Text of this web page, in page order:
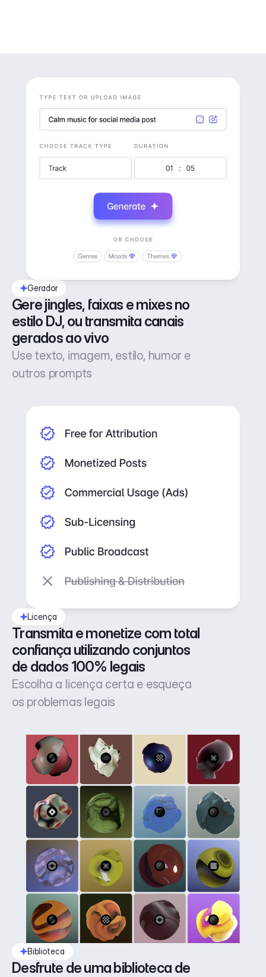
Gerador
Gere jingles, faixas e mixes no
estilo DJ, ou transmita canais
gerados ao vivo
Use texto, imagem, estilo, humor e
outros prompts
Licença
Transmita e monetize com total
confiança utilizando conjuntos
de dados 100% legais
Escolha a licença certa e esqueça
os problemas legais
Biblioteca
Desfrute de uma biblioteca de